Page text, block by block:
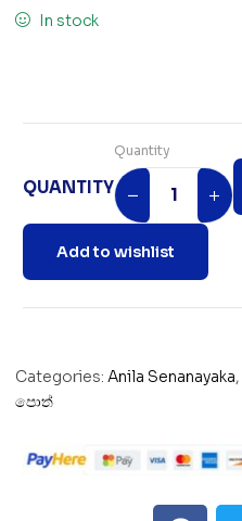
In stock
QUANTITY
Quantity
Add to wishlist
Categories: Anila Senanayaka,
පොත්